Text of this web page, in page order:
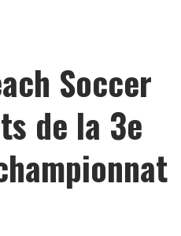
Soccer
de la 3e